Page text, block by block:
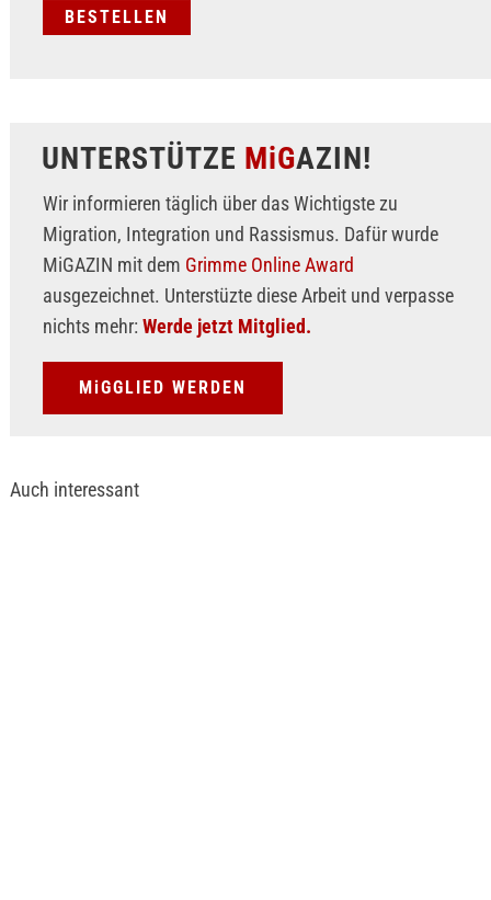
UNTERSTÜTZE MiGAZIN!
Wir informieren täglich über das Wichtigste zu
Migration, Integration und Rassismus. Dafür wurde
MiGAZIN mit dem Grimme Online Award
ausgezeichnet. Unterstüzte diese Arbeit und verpasse
nichts mehr: Werde jetzt Mitglied.
MiGGLIED WERDEN
Auch interessant